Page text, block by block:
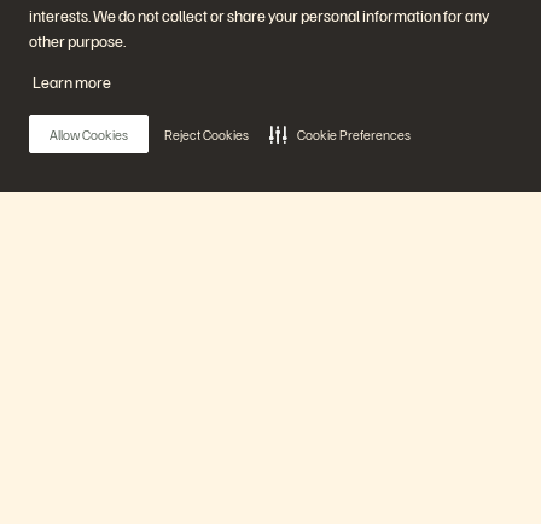
interests. We do not collect or share your personal information for any
other purpose.
Learn more
Allow Cookies Reject Cookies Cookie Preferences
Plateforme et produits
La plateforme Everpure
FlashArray
FlashBlade//EXA
Real-time Enterprise File
Partenaires